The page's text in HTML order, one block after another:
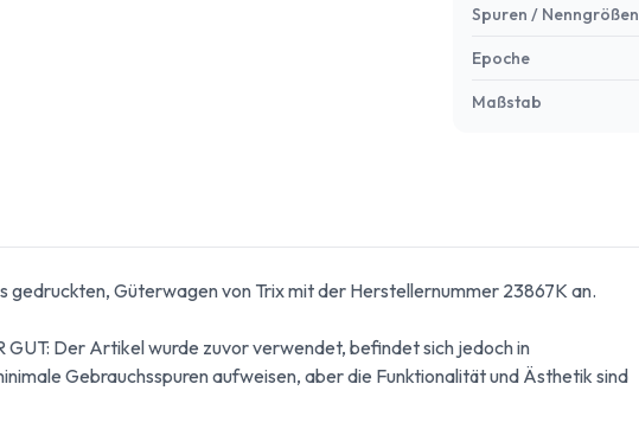
Spuren / Nenngrößen
Epoche
Maßstab
gedruckten, Güterwagen von Trix mit der Herstellernummer 23867K an.
GUT: Der Artikel wurde zuvor verwendet, befindet sich jedoch in
Gebrauchsspuren aufweisen, aber die Funktionalität und Ästhetik sind